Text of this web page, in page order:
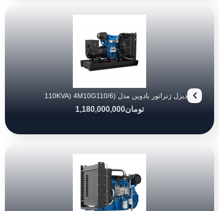
دیزل ژنراتور بادوین مدل (110KVA) 4M10G110/6
تومان1,180,000,000